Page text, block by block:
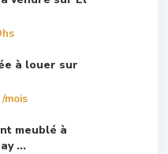
à louer sur
/mois
meublé à
...